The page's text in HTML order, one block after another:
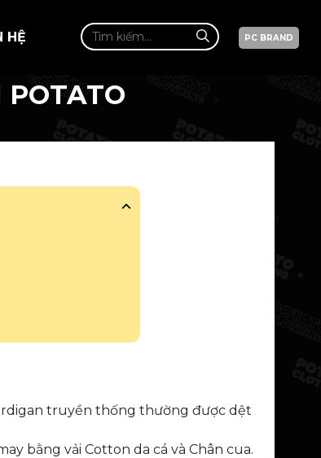
HỆ PC BRAND
POTATO
truyền thống thường được dệt
bằng vải Cotton da cá và Chân cua.